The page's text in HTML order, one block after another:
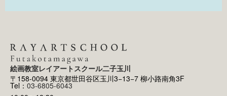
絵画教室レイアートスクール二子玉川
〒158-0094 東京都世田谷区玉川3−13−7 柳小路南角3F
Tel： 03-6805-6043